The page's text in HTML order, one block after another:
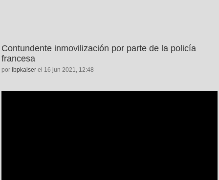
Contundente inmovilización por parte de la policía
francesa
por ibpkaiser el 16 jun 2021, 12:48